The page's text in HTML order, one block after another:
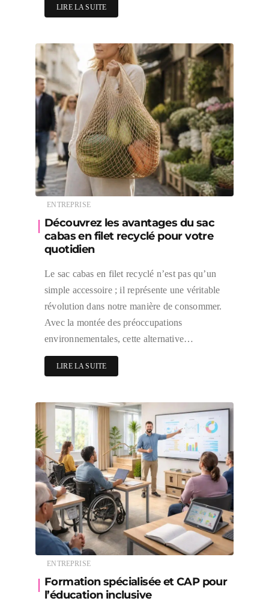
LIRE LA SUITE
ENTREPRISE
Découvrez les avantages du sac
cabas en filet recyclé pour votre
quotidien
Le sac cabas en filet recyclé n’est pas qu’un
simple accessoire ; il représente une véritable
révolution dans notre manière de consommer.
Avec la montée des préoccupations
environnementales, cette alternative…
LIRE LA SUITE
ENTREPRISE
Formation spécialisée et CAP pour
l’éducation inclusive